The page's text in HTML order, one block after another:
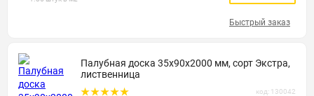
Быстрый заказ
Палубная доска 35х90х2000 мм, сорт Экстра,
лиственница
код: 130042